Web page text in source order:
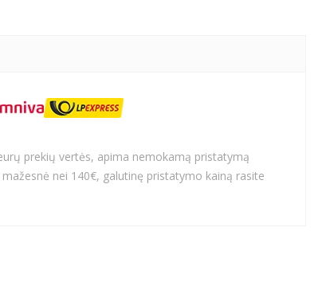
prekių vertės, apima nemokamą pristatymą
nei 140€, galutinę pristatymo kainą rasite